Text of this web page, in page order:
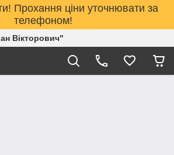
Прохання ціни уточнювати за
телефоном!
Вікторович"